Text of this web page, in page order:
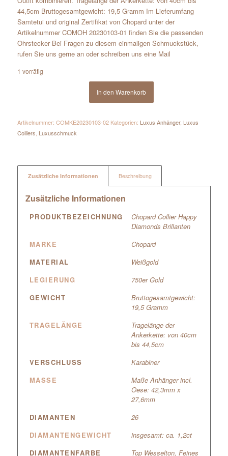
44,5cm Bruttogesamtgewicht: 19,5 Gramm Im Lieferumfang
Samtetui und original Zertifikat von Chopard unter der
Artikelnummer COMOH 20230103-01 finden Sie die passenden
Ohrstecker Bei Fragen zu diesem einmaligen Schmuckstück,
rufen Sie uns gerne an oder schreiben uns eine Mail
1 vorrätig
In den Warenkorb
Artikelnummer: COMKE20230103-02 Kategorien: Luxus Anhänger, Luxus
Colliers Luxusschmuck
Zusätzliche Informationen Beschreibung
Zusätzliche Informationen
PRODUKTBEZEICHNUNG
Chopard Collier Happy
Diamonds Brillanten
MARKE
Chopard
MATERIAL
Weißgold
LEGIERUNG
750er Gold
GEWICHT
Bruttogesamtgewicht:
19,5 Gramm
TRAGELÄNGE
Tragelänge der
Ankerkette: von 40cm
bis 44,5cm
VERSCHLUSS
Karabiner
MASSE
Maße Anhänger incl.
Oese: 42,3mm x
27,6mm
DIAMANTEN
26
DIAMANTENGEWICHT
insgesamt: ca. 1,2ct
DIAMANTENFARBE
Top Wesselton, Feines